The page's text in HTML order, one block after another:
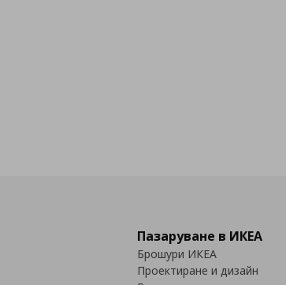
Пазаруване в ИКЕА
Брошури ИКЕА
Проектиране и дизайн